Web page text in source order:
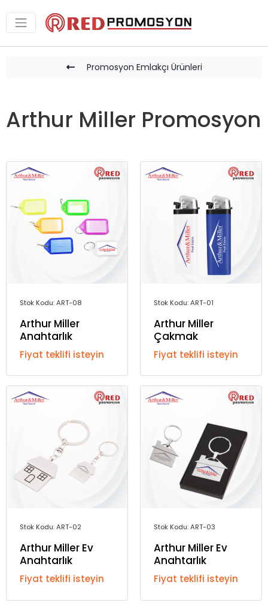
Promosyon Emlakçı Ürünleri
Arthur Miller Promosyon
Stok Kodu: ART-08
Arthur Miller
Anahtarlık
Fiyat teklifi isteyin
Stok Kodu: ART-01
Arthur Miller
Çakmak
Fiyat teklifi isteyin
Stok Kodu: ART-02
Arthur Miller Ev
Anahtarlık
Fiyat teklifi isteyin
Stok Kodu: ART-03
Arthur Miller Ev
Anahtarlık
Fiyat teklifi isteyin